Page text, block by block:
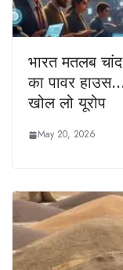
भारत मतलब
का पावर
खोल लो यूरोप
May 20, 2026